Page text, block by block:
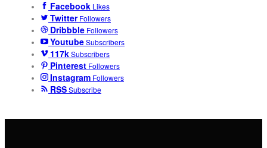
Facebook Likes
Twitter Followers
Dribbble Followers
YoutubeSubscribers
117kSubscribers
Pinterest Followers
Instagram Followers
RSSSubscribe